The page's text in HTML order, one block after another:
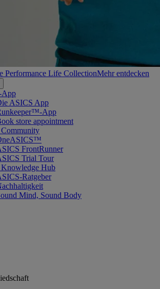
Performance Life CollectionMehr entdecken
App
ASICS App
App
store appointment
FrontRunner
Trial Tour
Hub
Ratgeber
Mind, Sound Body